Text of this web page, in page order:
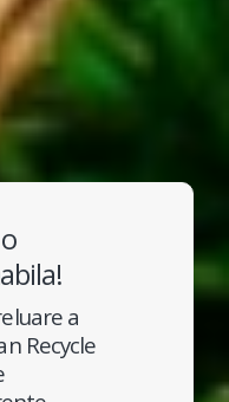
a
Recycle